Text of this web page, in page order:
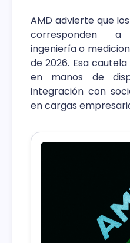
AMD advierte que
corresponden
ingeniería o
de 2026. Esa
en manos de
integración con
en cargas